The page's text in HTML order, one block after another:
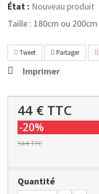
État : Nouveau produit
Taille : 180cm ou
Tweet Partager
Imprimer
44 € TTC
-20%
54 €TTC
Quantité